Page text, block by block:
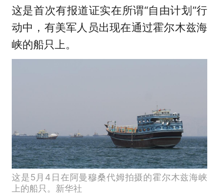
这是首次有报道证实在所谓“自由计划”行
动中，有美军人员出现在通过霍尔木兹海
峡的船只上。
这是5月4日在阿曼穆桑代姆拍摄的霍尔木兹海峡
上的船只。新华社